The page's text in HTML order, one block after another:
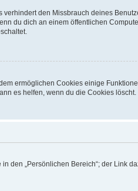
den Missbrauch deines
du dich an einem öffentlichen
ermöglichen Cookies einige
es helfen, wenn du die Cookies löscht.
den „Persönlichen Bereich“; der Link